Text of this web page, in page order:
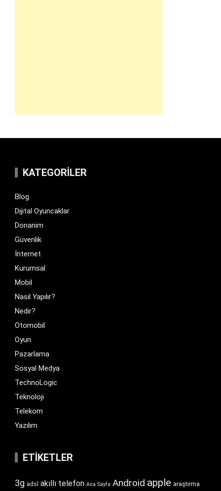
KATEGORILER
Blog
Dijital Oyuncaklar
Donanim
Güvenlik
İnternet
Kurumsal
Mobil
Nasıl Yapılır?
Nedir?
Otomobil
Oyun
Pazarlama
Sosyal Medya
TechnoLogic
Teknoloji
Telekom
Yazılım
ETIKETLER
3g adsl akıllı telefon Ana Sayfa Android apple araştırma